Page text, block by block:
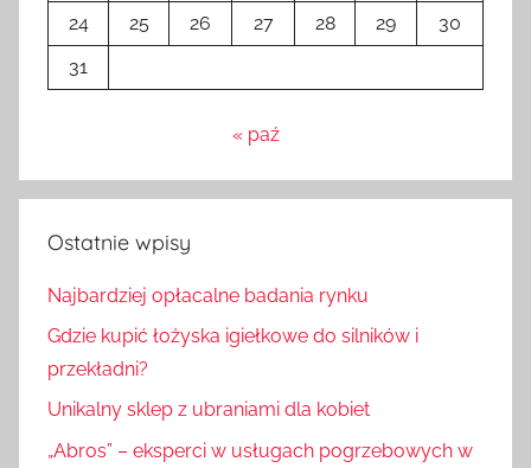
24 25 26 27 28 29
30
31
« paź
Ostatnie wpisy
Najbardziej opłacalne badania rynku
Gdzie kupić łożyska igiełkowe do silników i
przekładni?
Unikalny sklep z ubraniami dla kobiet
„Abros” – eksperci w usługach pogrzebowych w